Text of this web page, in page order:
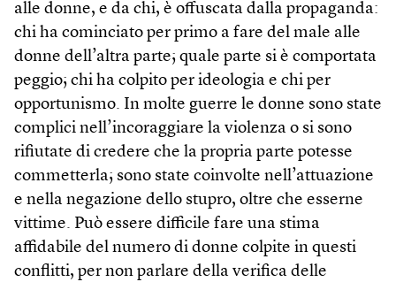
alle donne, e da chi, è offuscata dalla propaganda:
chi ha cominciato per primo a fare del male alle
donne dell’altra parte; quale parte si è comportata
peggio; chi ha colpito per ideologia e chi per
opportunismo. In molte guerre le donne sono state
complici nell’incoraggiare la violenza o si sono
rifiutate di credere che la propria parte potesse
commetterla; sono state coinvolte nell’attuazione
e nella negazione dello stupro, oltre che esserne
vittime. Può essere difficile fare una stima
affidabile del numero di donne colpite in questi
conflitti, per non parlare della verifica delle